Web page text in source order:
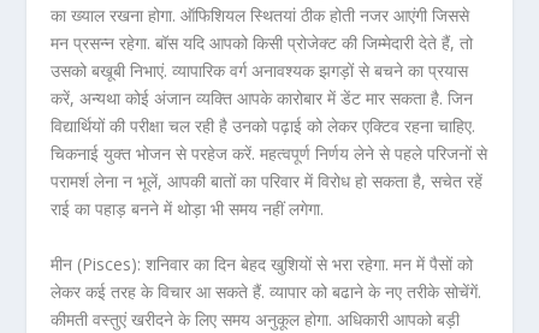
का ख्याल रखना होगा. ऑफिशियल स्थितयां ठीक होती नजर आएंगी जिससे
मन प्रसन्न रहेगा. बॉस यदि आपको किसी प्रोजेक्ट की जिम्मेदारी देते हैं, तो
उसको बखूबी निभाएं. व्यापारिक वर्ग अनावश्यक झगड़ों से बचने का प्रयास
करें, अन्यथा कोई अंजान व्यक्ति आपके कारोबार में डेंट मार सकता है. जिन
विद्यार्थियों की परीक्षा चल रही है उनको पढ़ाई को लेकर एक्टिव रहना चाहिए.
चिकनाई युक्त भोजन से परहेज करें. महत्वपूर्ण निर्णय लेने से पहले परिजनों से
परामर्श लेना न भूलें, आपकी बातों का परिवार में विरोध हो सकता है, सचेत रहें
राई का पहाड़ बनने में थोड़ा भी समय नहीं लगेगा.
मीन (Pisces): शनिवार का दिन बेहद खुशियों से भरा रहेगा. मन में पैसों को
लेकर कई तरह के विचार आ सकते हैं. व्यापार को बढाने के नए तरीके सोचेंगें.
कीमती वस्तुएं खरीदने के लिए समय अनुकूल होगा. अधिकारी आपको बड़ी